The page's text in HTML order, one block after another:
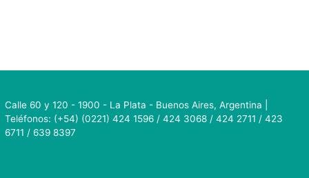
Calle 60 y 120 - 1900 - La Plata - Buenos Aires, Argentina |
Teléfonos: (+54) (0221) 424 1596 / 424 3068 / 424 2711 / 423
6711 / 639 8397